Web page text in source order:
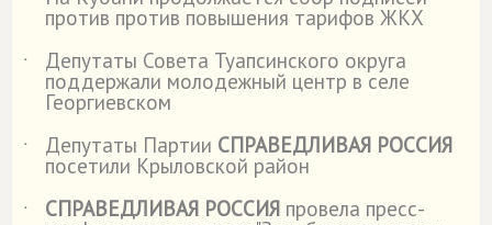
против против повышения тарифов ЖКХ
˙
Депутаты Совета Туапсинского округа
поддержали молодежный центр в селе
Георгиевском
˙
Депутаты Партии СПРАВЕДЛИВАЯ РОССИЯ
посетили Крыловской район
˙
СПРАВЕДЛИВАЯ РОССИЯ провела пресс-